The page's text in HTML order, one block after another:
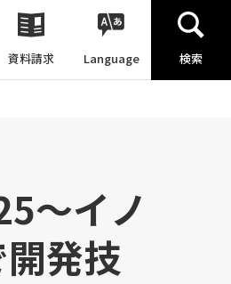
資料請求 Language 検索
～イノ
発技